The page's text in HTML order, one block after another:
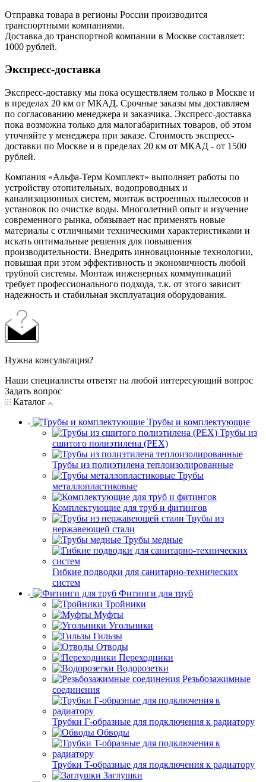
Отправка товара в регионы России производится
транспортными компаниями.
Доставка до транспортной компании в Москве составляет:
1000 рублей.
Экспресс-доставка
Экспресс-доставку мы пока осуществляем только в Москве и
в пределах 20 км от МКАД. Срочные заказы мы доставляем
по согласованию менеджера и заказчика. Экспресс-доставка
пока возможна только для малогабаритных товаров, об этом
уточняйте у менеджера при заказе. Стоимость экспресс-
доставки по Москве и в пределах 20 км от МКАД - от 1500
рублей.
Компания «Альфа-Терм Комплект» выполняет работы по
устройству отопительных, водопроводных и
канализационных систем, монтаж встроенных пылесосов и
установок по очистке воды. Многолетний опыт и изучение
современного рынка, обязывает нас применять новые
материалы с отличными техническими характеристиками и
искать оптимальные решения для повышения
производительности. Внедрять инновационные технологии,
повышая при этом эффективность и экономичность любой
трубной системы. Монтаж инженерных коммуникаций
требует профессионального подхода, т.к. от этого зависит
надежность и стабильная эксплуатация оборудования.
Нужна консультация?
Наши специалисты ответят на любой интересующий вопрос
Задать вопрос
Каталог
Трубы и комплектующие
Трубы из
сшитого полиэтилена (PEX)
Трубы из полиэтилена теплоизолированные
Трубы
металлопластиковые
Комплектующие для труб и фитингов
Трубы из
нержавеющей стали
Трубы медные
Гибкие подводки для санитарно-технических
систем
Фитинги для труб
Тройники
Муфты
Угольники
Гильзы
Отводы
Переходники
Водорозетки
Резьбозажимные
соединения
Трубки Г-образные для подключения к радиатору
Обводы
Трубки T-образные для подключения к радиатору
Заглушки